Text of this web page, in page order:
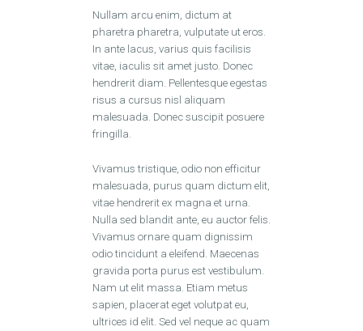
Nullam arcu enim, dictum at
pharetra pharetra, vulputate ut eros.
In ante lacus, varius quis facilisis
vitae, iaculis sit amet justo. Donec
hendrerit diam. Pellentesque egestas
risus a cursus nisl aliquam
malesuada. Donec suscipit posuere
fringilla.
Vivamus tristique, odio non efficitur
malesuada, purus quam dictum elit,
vitae hendrerit ex magna et urna.
Nulla sed blandit ante, eu auctor felis.
Vivamus ornare quam dignissim
odio tincidunt a eleifend. Maecenas
gravida porta purus est vestibulum.
Nam ut elit massa. Etiam metus
sapien, placerat eget volutpat eu,
ultrices id elit. Sed vel neque ac quam